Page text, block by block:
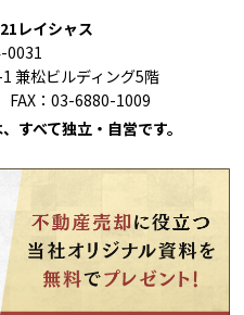
レイシャス
0031
兼松ビルディング5階
：03-6880-1009
すべて独立・自営です。